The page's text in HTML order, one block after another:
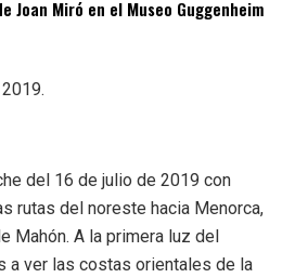
Joan Miró en el Museo Guggenheim
del 16 de julio de 2019 con
rutas del noreste hacia Menorca,
Mahón. A la primera luz del
a ver las costas orientales de la